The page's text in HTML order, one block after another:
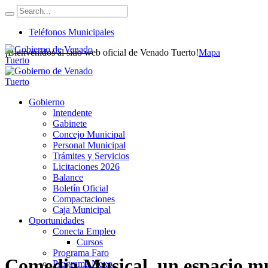
Teléfonos Municipales
¡Bienvenidos al sitio web oficial de Venado Tuerto!Mapa
Gobierno
Intendente
Gabinete
Concejo Municipal
Personal Municipal
Trámites y Servicios
Licitaciones 2026
Balance
Boletín Oficial
Compactaciones
Caja Municipal
Oportunidades
Conecta Empleo
Cursos
Programa Faro
Programa Nexo